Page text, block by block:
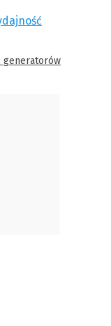
generatorów